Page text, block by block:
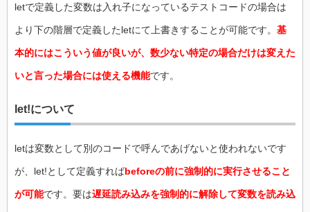
letで定義した変数は入れ子になっているテストコードの場合は
より下の階層で定義したletにて上書きすることが可能です。 基
本的にはこういう値が良いが、数少ない特定の場合だけは変えた
いと言った場合には使える機能です。
let!について
letは変数として別のコードで呼んであげないと使われないです
が、let!として定義すればbeforeの前に強制的に実行させること
が可能です。要は遅延読み込みを強制的に解除して変数を読み込